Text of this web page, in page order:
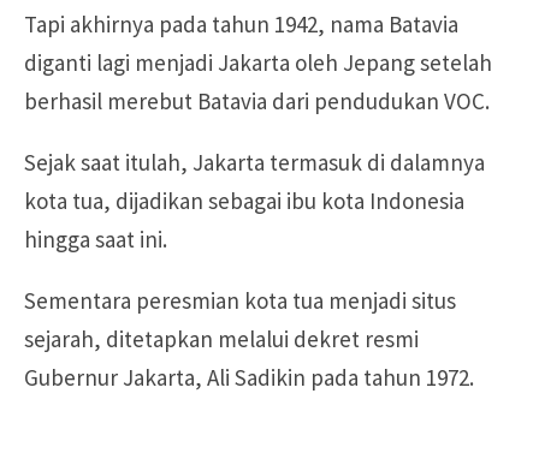
Tapi akhirnya pada tahun 1942, nama Batavia
diganti lagi menjadi Jakarta oleh Jepang setelah
berhasil merebut Batavia dari pendudukan VOC.
Sejak saat itulah, Jakarta termasuk di dalamnya
kota tua, dijadikan sebagai ibu kota Indonesia
hingga saat ini.
Sementara peresmian kota tua menjadi situs
sejarah, ditetapkan melalui dekret resmi
Gubernur Jakarta, Ali Sadikin pada tahun 1972.